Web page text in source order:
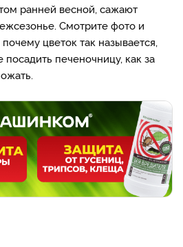
ранней весной, сажают
Смотрите фото и
цветок так называется,
печеночницу, как за